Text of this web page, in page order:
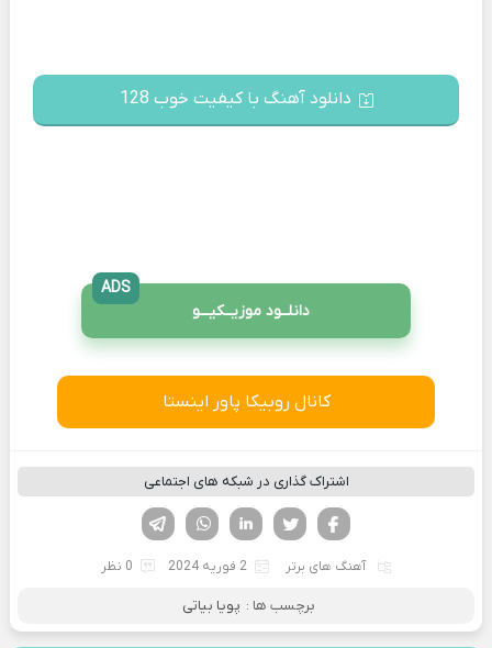
دانلود آهنگ با کیفیت خوب 128
دانلــود موزیــکیـــو
ADS
کانال روبیکا پاور اینستا
اشتراک گذاری در شبکه های اجتماعی
لینکدین تویتر
فیسوک
آهنگ های برتر 2 فوریه 2024 0 نظر
برچسب ها : پویا بیاتی